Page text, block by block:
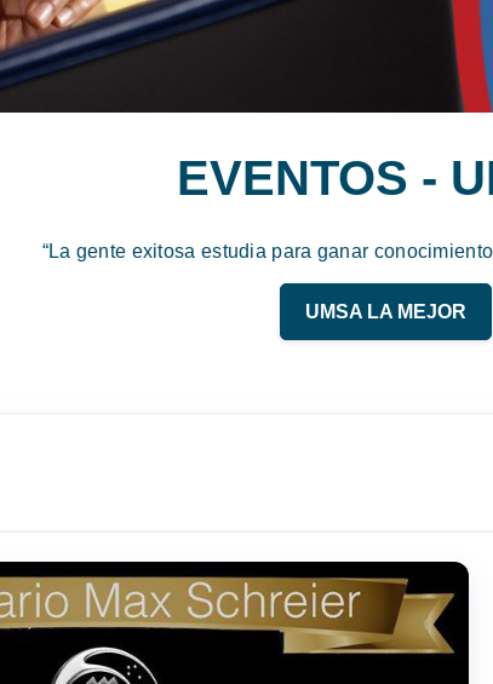
EVENTOS -
“La gente exitosa estudia para ganar
UMSA LA MEJOR